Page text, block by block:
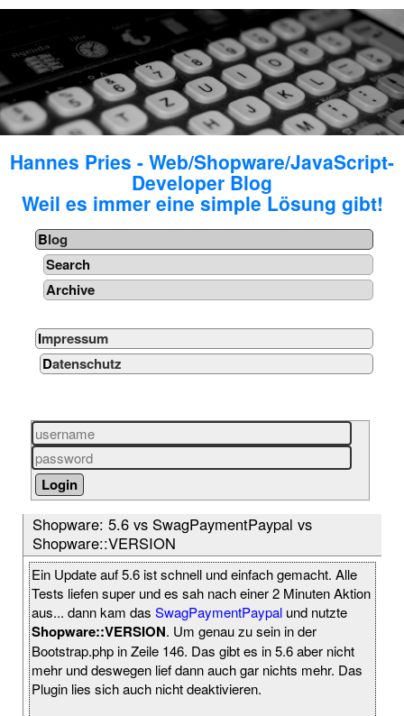
Hannes Pries - Web/Shopware/JavaScript-
Developer Blog
Weil es immer eine simple Lösung gibt!
Blog
Search
Archive
Impressum
Datenschutz
Shopware: 5.6 vs SwagPaymentPaypal vs
Shopware::VERSION
Ein Update auf 5.6 ist schnell und einfach gemacht. Alle
Tests liefen super und es sah nach einer 2 Minuten Aktion
aus... dann kam das SwagPaymentPaypal und nutzte
Shopware::VERSION. Um genau zu sein in der
Bootstrap.php in Zeile 146. Das gibt es in 5.6 aber nicht
mehr und deswegen lief dann auch gar nichts mehr. Das
Plugin lies sich auch nicht deaktivieren.